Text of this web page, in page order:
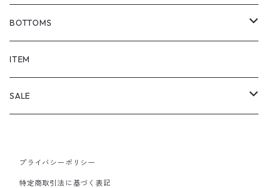
BOTTOMS
SHORTS
PANTS
ITEM
SALE
PANTS
プライバシーポリシー
特定商取引法に基づく表記